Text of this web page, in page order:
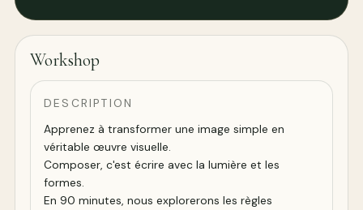
Workshop
DESCRIPTION
Apprenez à transformer une image simple en
véritable œuvre visuelle.
Composer, c'est écrire avec la lumière et les
formes.
En 90 minutes, nous explorerons les règles